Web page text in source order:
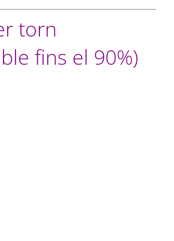
torn
fins el 90%)